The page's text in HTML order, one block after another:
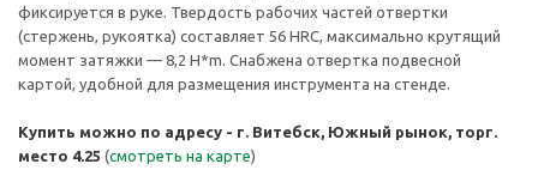
фиксируется в руке. Твердость рабочих частей отвертки
(стержень, рукоятка) составляет 56 HRC, максимально крутящий
момент затяжки — 8,2 H*m. Снабжена отвертка подвесной
картой, удобной для размещения инструмента на стенде.
Купить можно по адресу - г. Витебск, Южный рынок, торг.
место 4.25 (смотреть на карте)